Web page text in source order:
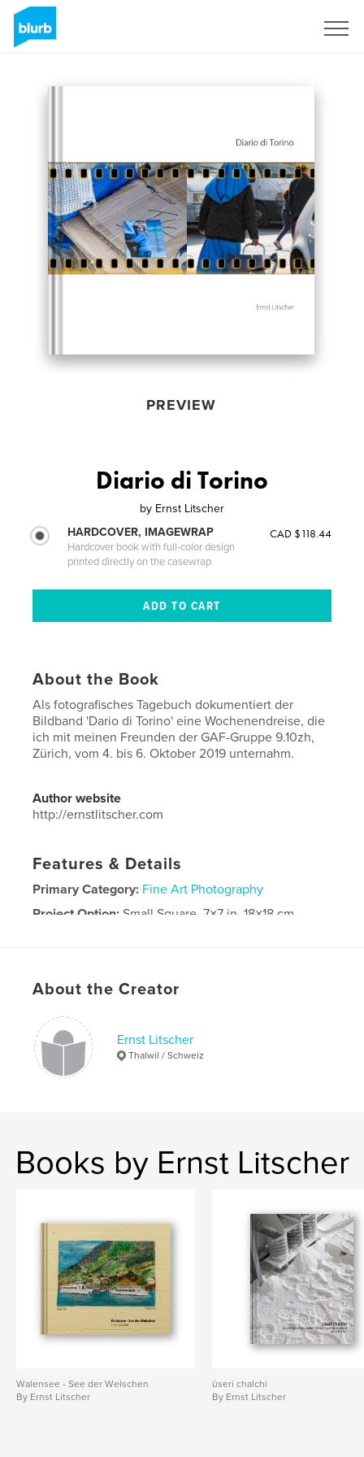
PREVIEW
Diario di Torino
by Ernst Litscher
HARDCOVER, IMAGEWRAP
Hardcover book with full-color design
printed directly on the casewrap
CAD $118.44
About the Book
Als fotografisches Tagebuch dokumentiert der
Bildband 'Dario di Torino' eine Wochenendreise, die
ich mit meinen Freunden der GAF-Gruppe 9.10zh,
Zürich, vom 4. bis 6. Oktober 2019 unternahm.
Author website
http://ernstlitscher.com
Features & Details
Primary Category: Fine Art Photography
Project Option: Small Square, 7×7 in, 18×18 cm
Tagebuch
About the Creator
Ernst Litscher
Thalwil / Schweiz
Books by Ernst Litscher
Walensee - See der Welschen
By Ernst Litscher
üseri chalchi
By Ernst Litscher